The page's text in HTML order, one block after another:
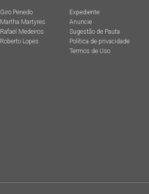
Giro Penedo
Martha Martyres
Rafael Medeiros
Roberto Lopes
Expediente
Anuncie
Sugestão de Pauta
Política de privacidade
Termos de Uso